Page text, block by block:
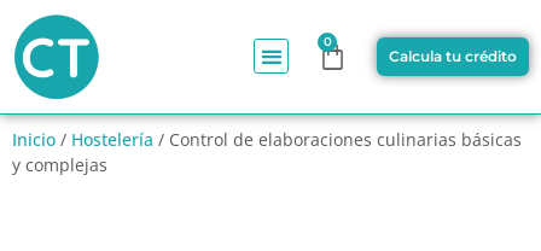
0
Calcula tu crédito
Inicio / Hostelería / Control de elaboraciones culinarias básicas
y complejas